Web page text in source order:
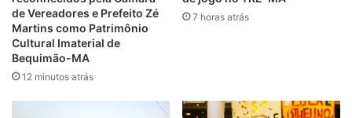
e agradeceu a votação que teve no
município. “O Dudu é mais que um amigo,
ele é um irmão. Quero aqui deixar
registrado que ele e toda a população de
na Assembleia Legislativa. Tenho um
de Vereadores e Prefeito Zé
Martins como Patrimônio
Cultural Imaterial de
Bequimão-MA
12 minutos atrás
7 horas atrás